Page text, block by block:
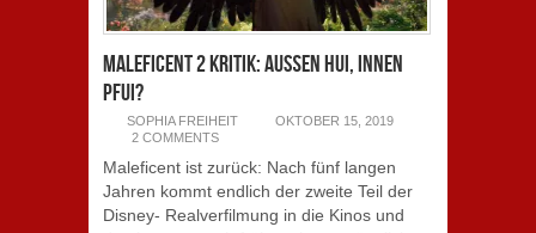
Maleficent 2 Kritik: Außen Hui, Innen
pfui?
SOPHIA FREIHEIT
OKTOBER 15, 2019
2 COMMENTS
Maleficent ist zurück: Nach fünf langen
Jahren kommt endlich der zweite Teil der
Disney- Realverfilmung in die Kinos und